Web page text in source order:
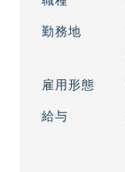
勤務地
雇用形態
給与